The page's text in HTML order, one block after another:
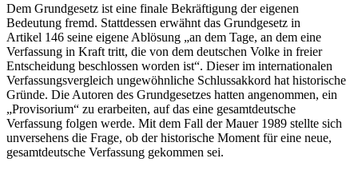
Dem Grundgesetz ist eine finale Bekräftigung der eigenen
Bedeutung fremd. Stattdessen erwähnt das Grundgesetz in
Artikel 146 seine eigene Ablösung „an dem Tage, an dem eine
Verfassung in Kraft tritt, die von dem deutschen Volke in freier
Entscheidung beschlossen worden ist“. Dieser im internationalen
Verfassungsvergleich ungewöhnliche Schlussakkord hat historische
Gründe. Die Autoren des Grundgesetzes hatten angenommen, ein
„Provisorium“ zu erarbeiten, auf das eine gesamtdeutsche
Verfassung folgen werde. Mit dem Fall der Mauer 1989 stellte sich
unversehens die Frage, ob der historische Moment für eine neue,
gesamtdeutsche Verfassung gekommen sei.